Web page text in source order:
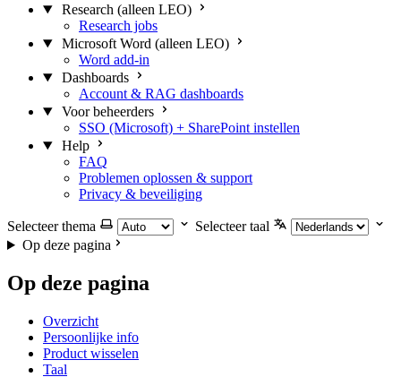
Research (alleen LEO)
Research jobs
Microsoft Word (alleen LEO)
Word add-in
Dashboards
Account & RAG dashboards
Voor beheerders
SSO (Microsoft) + SharePoint instellen
Help
FAQ
Problemen oplossen & support
Privacy & beveiliging
Selecteer thema
Selecteer taal
Op deze pagina
Op deze pagina
Overzicht
Persoonlijke info
Product wisselen
Taal